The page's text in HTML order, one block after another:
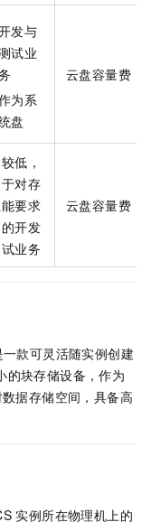
发与
试业
为系
盘
云盘容量费
低，
对存
要求
开发
业务
云盘容量费
款可灵活随实例创建
的块存储设备，作为
据存储空间，具备高
实例所在物理机上的